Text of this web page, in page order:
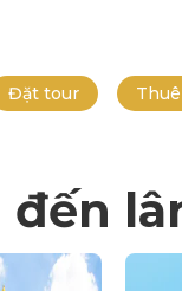
Đặt tour
đến